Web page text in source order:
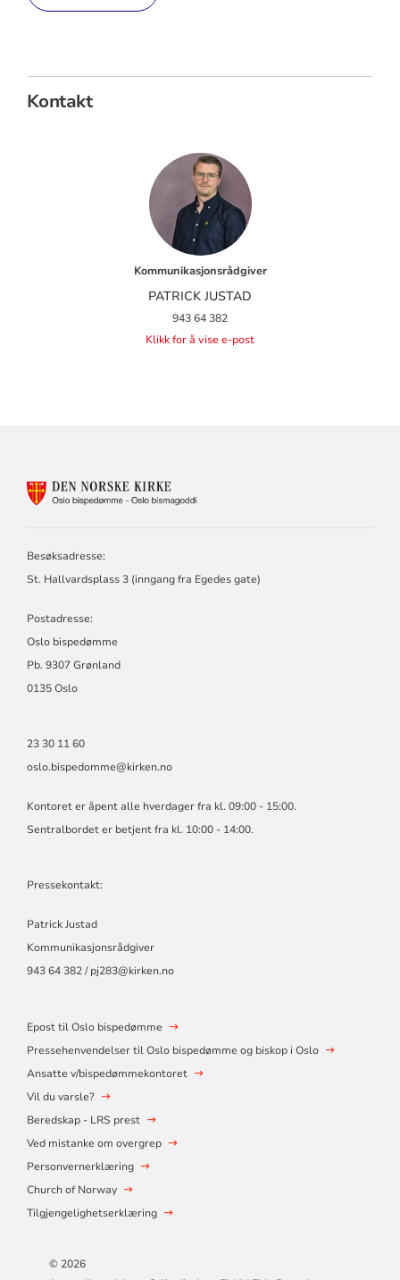
Kontakt
Kommunikasjonsrådgiver
PATRICK JUSTAD
943 64 382
Klikk for å vise e-post
Besøksadresse:
St. Hallvardsplass 3 (inngang fra Egedes gate)
Postadresse:
Oslo bispedømme
Pb. 9307 Grønland
0135 Oslo
23 30 11 60
oslo.bispedomme@kirken.no
Kontoret er åpent alle hverdager fra kl. 09:00 - 15:00.
Sentralbordet er betjent fra kl. 10:00 - 14:00.
Pressekontakt:
Patrick Justad
Kommunikasjonsrådgiver
943 64 382 / pj283@kirken.no
Epost til Oslo bispedømme
Pressehenvendelser til Oslo bispedømme og biskop i Oslo
Ansatte v/bispedømmekontoret
Vil du varsle?
Beredskap - LRS prest
Ved mistanke om overgrep
Personvernerklæring
Church of Norway
Tilgjengelighetserklæring
© 2026